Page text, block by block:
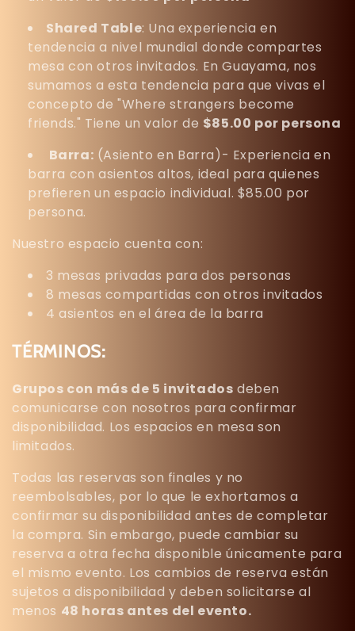
Shared Table: Una experiencia en
tendencia a nivel mundial donde compartes
mesa con otros invitados. En Guayama, nos
sumamos a esta tendencia para que vivas el
concepto de "Where strangers become
friends." Tiene un valor de $85.00 por persona
Barra: (Asiento en Barra)- Experiencia en
barra con asientos altos, ideal para quienes
prefieren un espacio individual. $85.00 por
persona.
Nuestro espacio cuenta con:
3 mesas privadas para dos personas
8 mesas compartidas con otros invitados
4 asientos en el área de la barra
TÉRMINOS:
Grupos con más de 5 invitados deben
comunicarse con nosotros para confirmar
disponibilidad. Los espacios en mesa son
limitados.
Todas las reservas son finales y no
reembolsables, por lo que le exhortamos a
confirmar su disponibilidad antes de completar
la compra. Sin embargo, puede cambiar su
reserva a otra fecha disponible únicamente para
el mismo evento. Los cambios de reserva están
sujetos a disponibilidad y deben solicitarse al
menos 48 horas antes del evento.